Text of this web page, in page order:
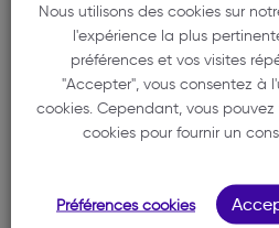
05 56 52 88 05
Nous utilisons des cookies sur
l'expérience la plus
préférences et vos visites
"Accepter", vous consentez à
cookies. Cependant, vous
cookies pour fournir un
Préférences cookies